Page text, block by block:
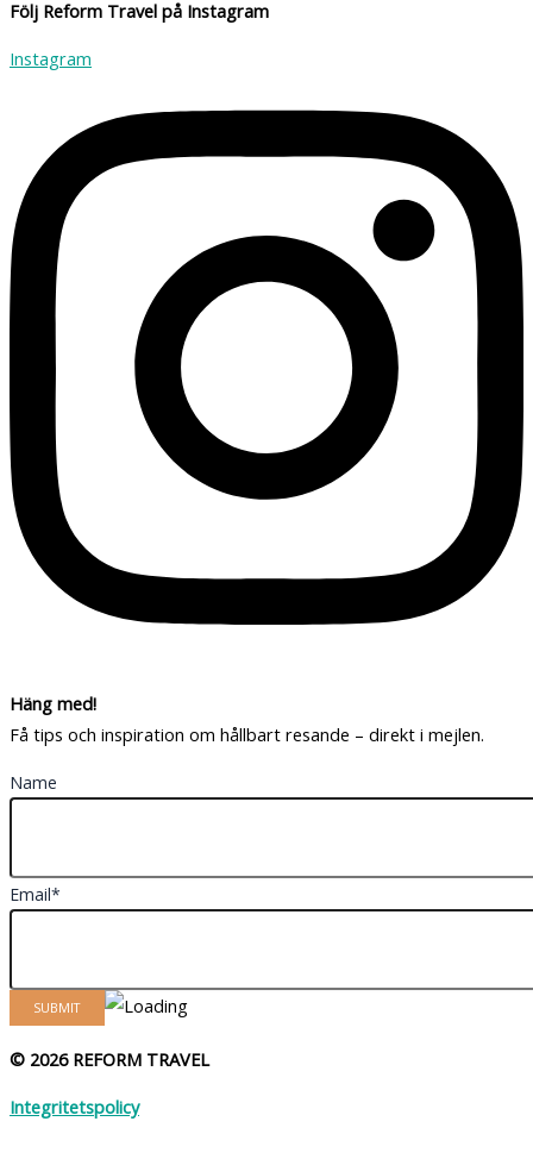
Följ Reform Travel på Instagram
Instagram
Häng med!
Få tips och inspiration om hållbart resande – direkt i mejlen.
Name
Email*
© 2026 REFORM TRAVEL
Integritetspolicy